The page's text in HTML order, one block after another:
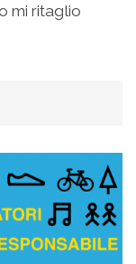
mi ritaglio